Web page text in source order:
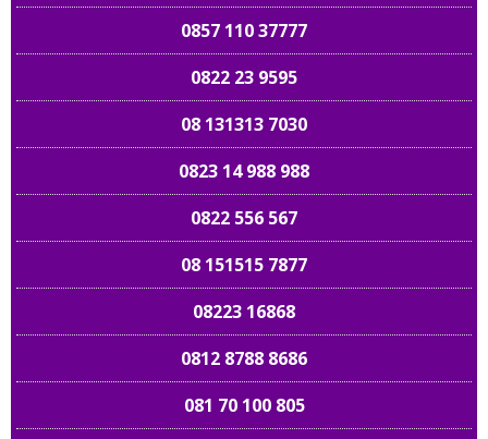
0857 110 37777
0822 23 9595
08 131313 7030
0823 14 988 988
0822 556 567
08 151515 7877
08223 16868
0812 8788 8686
081 70 100 805